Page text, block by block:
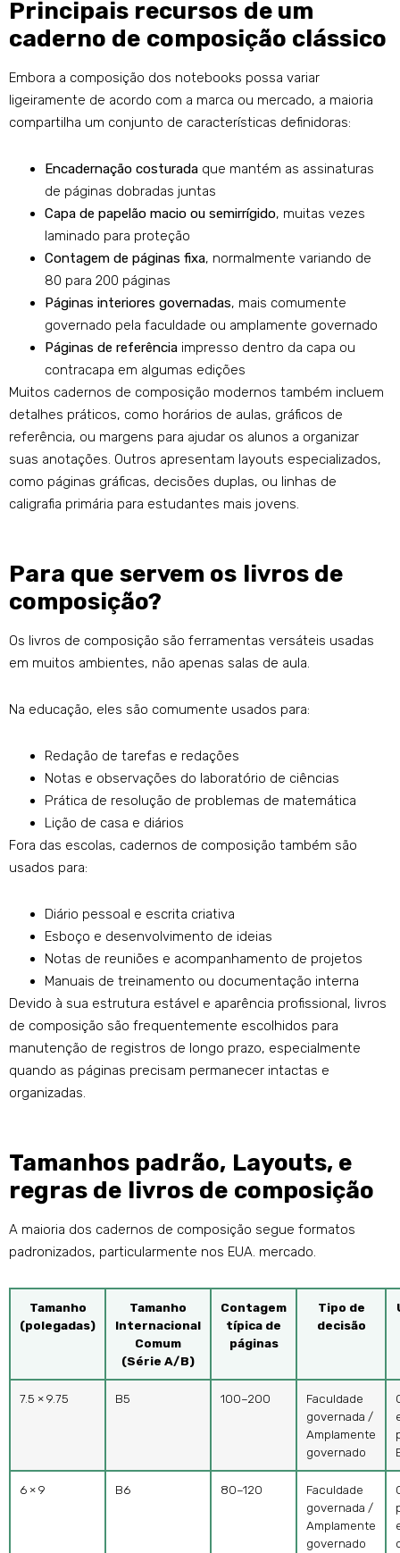
Principais recursos de um
caderno de composição clássico
Embora a composição dos notebooks possa variar
ligeiramente de acordo com a marca ou mercado, a maioria
compartilha um conjunto de características definidoras:
Encadernação costurada que mantém as assinaturas
de páginas dobradas juntas
Capa de papelão macio ou semirrígido, muitas vezes
laminado para proteção
Contagem de páginas fixa, normalmente variando de
80 para 200 páginas
Páginas interiores governadas, mais comumente
governado pela faculdade ou amplamente governado
Páginas de referência impresso dentro da capa ou
contracapa em algumas edições
Muitos cadernos de composição modernos também incluem
detalhes práticos, como horários de aulas, gráficos de
referência, ou margens para ajudar os alunos a organizar
suas anotações. Outros apresentam layouts especializados,
como páginas gráficas, decisões duplas, ou linhas de
caligrafia primária para estudantes mais jovens.
Para que servem os livros de
composição?
Os livros de composição são ferramentas versáteis usadas
em muitos ambientes, não apenas salas de aula.
Na educação, eles são comumente usados ​​para:
Redação de tarefas e redações
Notas e observações do laboratório de ciências
Prática de resolução de problemas de matemática
Lição de casa e diários
Fora das escolas, cadernos de composição também são
usados ​​para:
Diário pessoal e escrita criativa
Esboço e desenvolvimento de ideias
Notas de reuniões e acompanhamento de projetos
Manuais de treinamento ou documentação interna
Devido à sua estrutura estável e aparência profissional, livros
de composição são frequentemente escolhidos para
manutenção de registros de longo prazo, especialmente
quando as páginas precisam permanecer intactas e
organizadas.
Tamanhos padrão, Layouts, e
regras de livros de composição
A maioria dos cadernos de composição segue formatos
padronizados, particularmente nos EUA. mercado.
Tamanho
(polegadas)
Tamanho
Internacional
Comum
(Série A/B)
Contagem
típica de
páginas
Tipo de
decisão
7.5 × 9.75 B5 100–200
Faculdade
governada /
Amplamente
governado
6 × 9 B6 80–120
Faculdade
governada /
Amplamente
governado